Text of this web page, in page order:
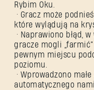
Rybim Oku.
• Gracz może
które wylądują na
• Naprawiono błąd,
gracze mogli
pewnym miejscu
poziomu.
• Wprowadzono
automatycznego